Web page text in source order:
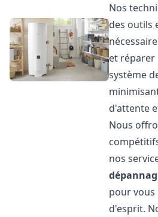
Nos
des outils
et
système
d'attente
Nous
nos
pour
d'esprit.